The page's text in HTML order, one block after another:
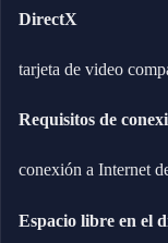
DirectX
tarjeta de video
Requisitos de
conexión a Internet
Espacio libre en el